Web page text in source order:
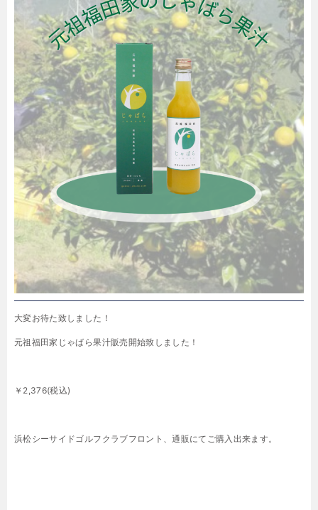
大変お待た致しました！
元祖福田家じゃばら果汁販売開始致しました！
￥2,376(税込)
浜松シーサイドゴルフクラブフロント、通販にてご購入出来ます。